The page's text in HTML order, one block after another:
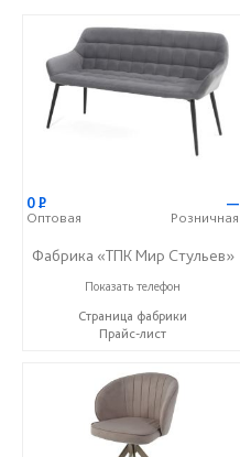
0Р
Оптовая
—
Розничная
Фабрика «ТПК Мир Стульев»
8 (927) 648-00-04
Показать телефон
Страница фабрики
Прайс-лист